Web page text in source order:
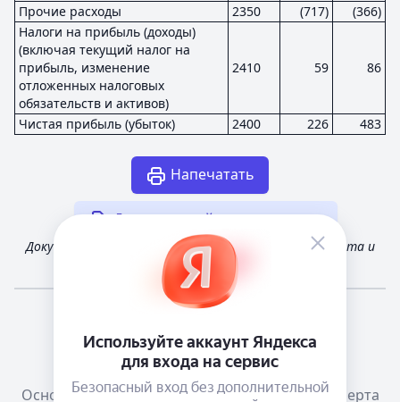
Прочие расходы 2350 (717)
(366)
Налоги на прибыль (доходы)
(включая текущий налог на
прибыль, изменение
отложенных налоговых
обязательств и активов)
2410 59 86
Чистая прибыль (убыток) 2400 226 483
Напечатать
Другая случайная отчетность
Документ получен из открытых источников Росстата и
Федеральной налоговой службы России
Телеграм канал о сервисе
Основания размещения информации
Оферта